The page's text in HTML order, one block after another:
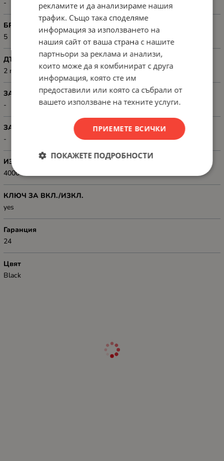
-
БРОЙ ГНЕЗДА
5
ДЪЛЖИНА НА КАБЕЛА, М
2 m
ЗАЗЕМЕН
-
ЗАЩИТА ЗА ДЕЦА
-
ИЗХ. МОЩНОСТ, W
4000 W
КЛЮЧ ЗА ВКЛ./ИЗКЛ.
yes
Гаранция
24
Цвят
Black
рекламите и да анализираме нашия
трафик. Също така споделяме
информация за използването на
нашия сайт от ваша страна с нашите
партньори за реклама и анализи,
които може да я комбинират с друга
информация, която сте им
предоставили или която са събрали от
вашето използване на техните услуги.
ПРИЕМЕТЕ ВСИЧКИ
ПОКАЖЕТЕ ПОДРОБНОСТИ